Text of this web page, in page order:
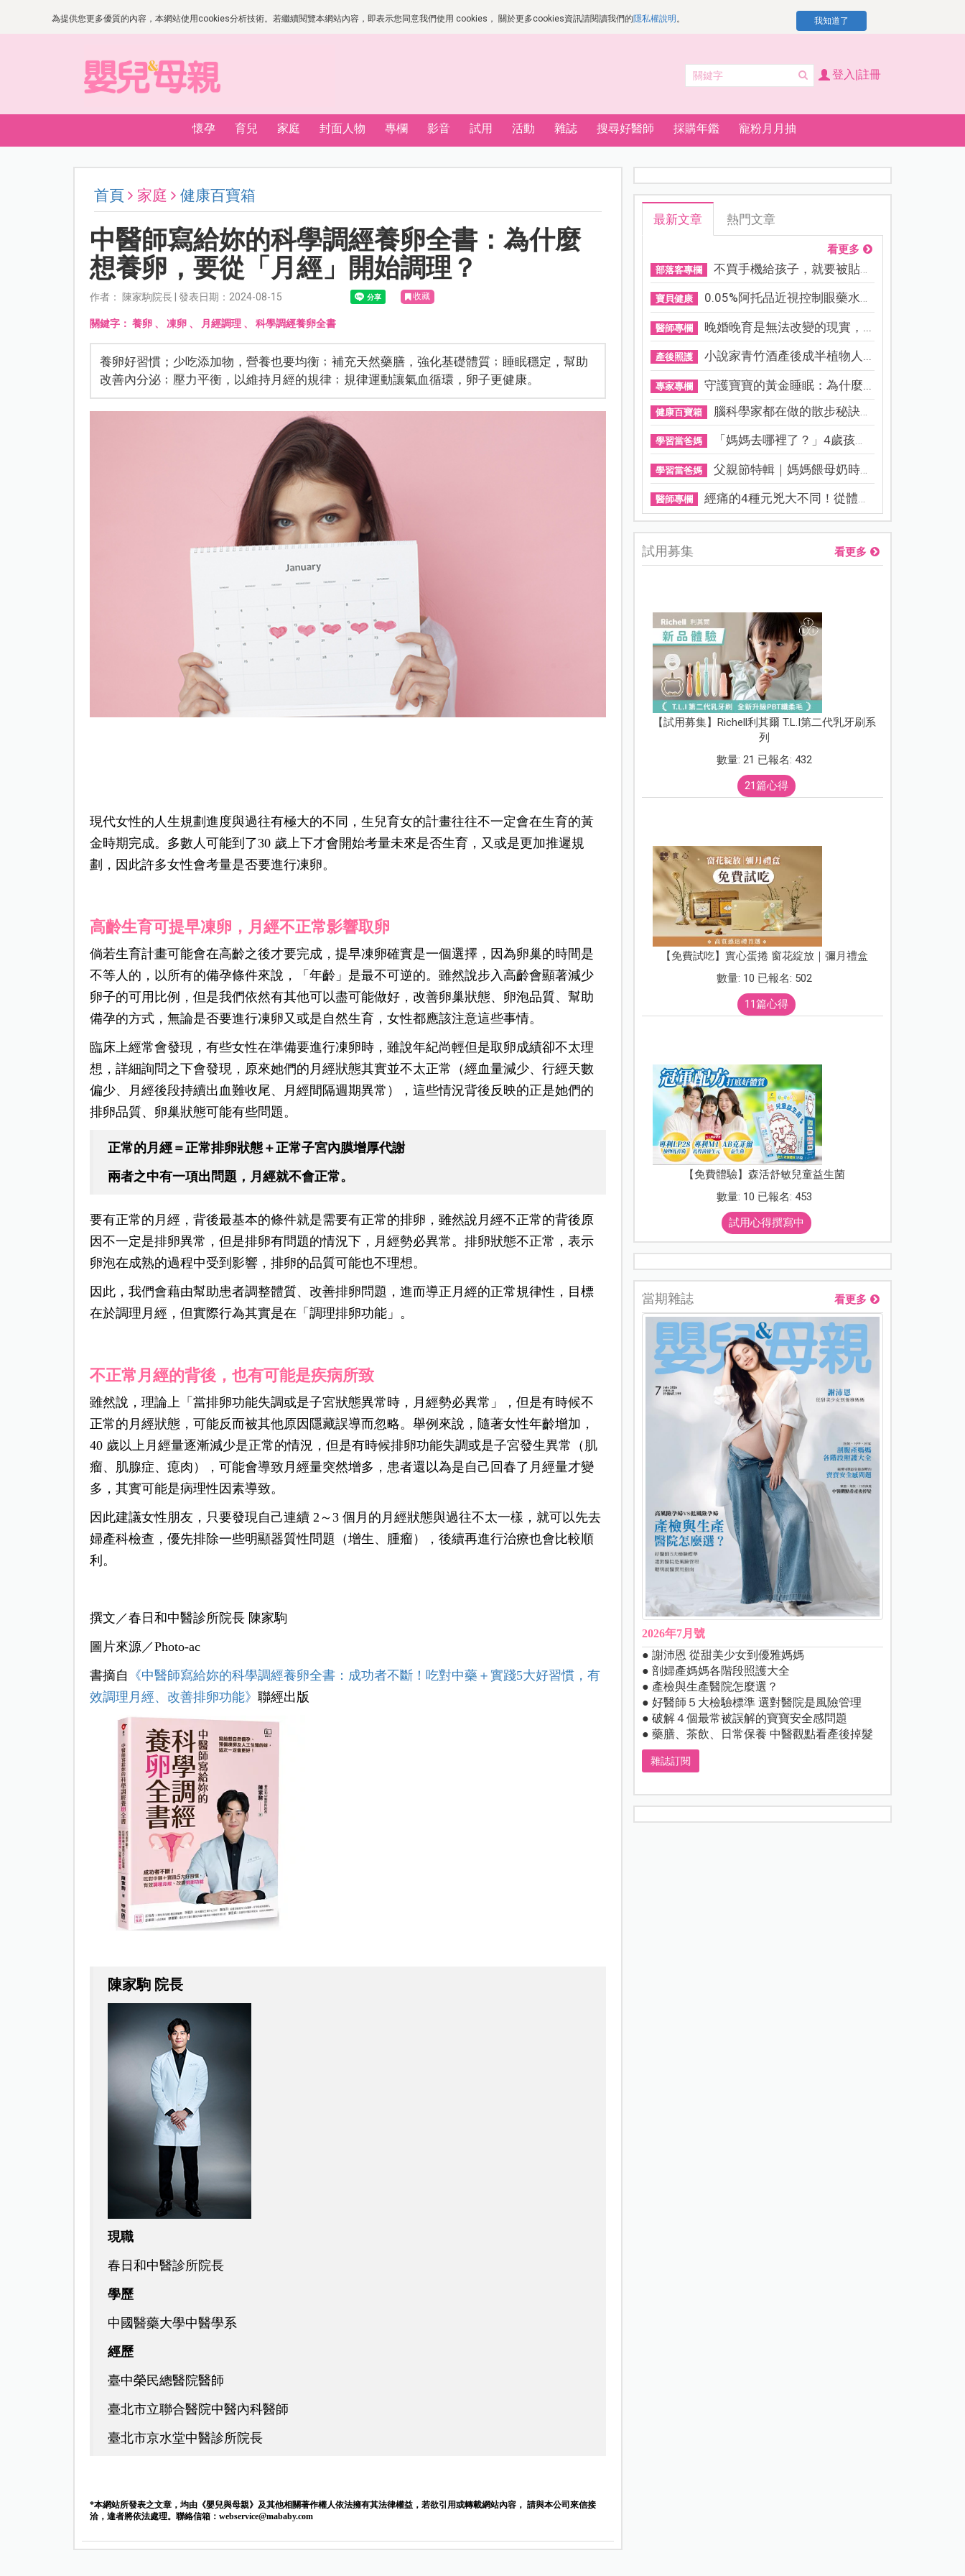
為提供您更多優質的內容，本網站使用cookies分析技術。若繼續閱覽本網站內容，即表示您同意我們使用 cookies， 關於更多cookies資訊請閱讀我們的隱私權說明 。 我知道了
登入|註冊
懷孕 育兒 家庭 封面人物 專欄 影音 試用 活動 雜誌 搜尋好醫師 採購年鑑 寵粉月月抽
首頁 家庭 健康百寶箱
中醫師寫給妳的科學調經養卵全書：為什麼
想養卵，要從「月經」開始調理？
作者： 陳家駒院長 | 發表日期：2024-08-15 收藏
關鍵字： 養卵、 凍卵、 月經調理、 科學調經養卵全書
養卵好習慣；少吃添加物，營養也要均衡﹔補充天然藥膳，強化基礎體質﹔睡眠穩定，幫助
改善內分泌﹔壓力平衡，以維持月經的規律﹔規律運動讓氣血循環，卵子更健康。
現代女性的人生規劃進度與過往有極大的不同，生兒育女的計畫往往不一定會在生育的黃
金時期完成。 多數人可能到了30 歲上下才會開始考量未來是否生育，又或是更加推遲規
劃，因此許多女性會考量是否要進行凍卵。
高齡生育可提早凍卵，月經不正常影響取卵
倘若生育計畫可能會在高齡之後才要完成，提早凍卵確實是一個選擇，因為卵巢的時間是
不等人的，以所有的備孕條件來說，「年齡」是最不可逆的。雖然說步入高齡會顯著減少
卵子的可用比例，但是我們依然有其他可以盡可能做好，改善卵巢狀態、卵泡品質、幫助
備孕的方式，無論是否要進行凍卵又或是自然生育，女性都應該注意這些事情。
臨床上經常會發現，有些女性在準備要進行凍卵時，雖說年紀尚輕但是取卵成績卻不太理
想，詳細詢問之下會發現，原來她們的月經狀態其實並不太正常（經血量減少、行經天數
偏少、月經後段持續出血難收尾、月經間隔週期異常），這些情況背後反映的正是她們的
排卵品質、卵巢狀態可能有些問題。
正常的月經＝正常排卵狀態＋正常子宮內膜增厚代謝
兩者之中有一項出問題，月經就不會正常。
要有正常的月經，背後最基本的條件就是需要有正常的排卵，雖然說月經不正常的背後原
因不一定是排卵異常，但是排卵有問題的情況下，月經勢必異常。排卵狀態不正常，表示
卵泡在成熟的過程中受到影響，排卵的品質可能也不理想。
因此，我們會藉由幫助患者調整體質、改善排卵問題，進而導正月經的正常規律性，目標
在於調理月經，但實際行為其實是在「調理排卵功能」。
不正常月經的背後，也有可能是疾病所致
雖然說，理論上「當排卵功能失調或是子宮狀態異常時，月經勢必異常」，但是有時候不
正常的月經狀態，可能反而被其他原因隱藏誤導而忽略。舉例來說，隨著女性年齡增加，
40 歲以上月經量逐漸減少是正常的情況，但是有時候排卵功能失調或是子宮發生異常（肌
瘤、肌腺症、瘜肉），可能會導致月經量突然增多，患者還以為是自己回春了月經量才變
多，其實可能是病理性因素導致。
因此建議女性朋友，只要發現自己連續 2～3 個月的月經狀態與過往不太一樣，就可以先去
婦產科檢查，優先排除一些明顯器質性問題（增生、腫瘤），後續再進行治療也會比較順
利。
撰文／春日和中醫診所院長 陳家駒
圖片來源／Photo-ac
書摘自
《中醫師寫給妳的科學調經養卵全書：成功者不斷！吃對中藥＋實踐5大好習慣，有
效調理月經、改善排卵功能》 聯經出版
陳家駒 院長
現職
春日和中醫診所院長
學歷
中國醫藥大學中醫學系
經歷
臺中榮民總醫院醫師
臺北市立聯合醫院中醫內科醫師
臺北市京水堂中醫診所院長
*本網站所發表之文章，均由《嬰兒與母親》及其他相關著作權人依法擁有其法律權益，若欲引用或轉載網站內容， 請與本公司來信接
洽，違者將依法處理。聯絡信箱： webservice@mababy.com
最新文章 熱門文章
看更多
部落客專欄 不買手機給孩子，就要被貼「...
寶貝健康 0.05%阿托品近視控制眼藥水納...
醫師專欄 晚婚晚育是無法改變的現實，...
產後照護 小說家青竹酒產後成半植物人...
專家專欄 守護寶寶的黃金睡眠：為什麼...
健康百寶箱 腦科學家都在做的散步秘訣！...
學習當爸媽 「媽媽去哪裡了？」4歲孩子還...
學習當爸媽 父親節特輯｜媽媽餵母奶時，...
醫師專欄 經痛的4種元兇大不同！從體質...
試用募集 看更多
【試用募集】Richell利其爾 T.L.I第二代乳牙刷系
列
數量: 21 已報名: 432
21篇心得
【免費試吃】實心蛋捲 窗花綻放｜彌月禮盒
數量: 10 已報名: 502
11篇心得
【免費體驗】森活舒敏兒童益生菌
數量: 10 已報名: 453
試用心得撰寫中
當期雜誌 看更多
2026年7月號
● 謝沛恩 從甜美少女到優雅媽媽
● 剖婦產媽媽各階段照護大全
● 產檢與生產醫院怎麼選？
● 好醫師５大檢驗標準 選對醫院是風險管理
● 破解４個最常被誤解的寶寶安全感問題
● 藥膳、茶飲、日常保養 中醫觀點看產後掉髮
雜誌訂閱